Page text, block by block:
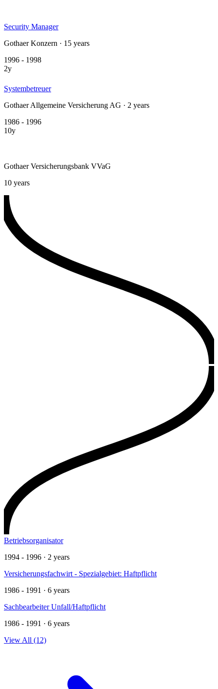
Security Manager
Gothaer Konzern · 15 years
1996 - 1998
2y
Systembetreuer
Gothaer Allgemeine Versicherung AG · 2 years
1986 - 1996
10y
Gothaer Versicherungsbank VVaG
10 years
Betriebsorganisator
1994 - 1996 · 2 years
Versicherungsfachwirt - Spezialgebiet: Haftpflicht
1986 - 1991 · 6 years
Sachbearbeiter Unfall/Haftpflicht
1986 - 1991 · 6 years
View All (12)